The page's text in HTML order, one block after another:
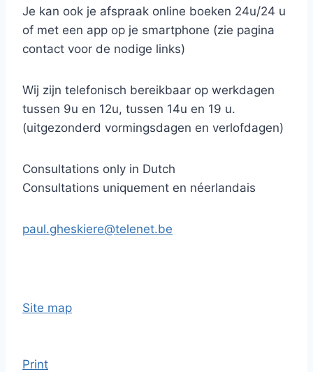
Je kan ook je afspraak online boeken 24u/24 u
of met een app op je smartphone (zie pagina
contact voor de nodige links)
Wij zijn telefonisch bereikbaar op werkdagen
tussen 9u en 12u, tussen 14u en 19 u.
(uitgezonderd vormingsdagen en verlofdagen)
Consultations only in Dutch
Consultations uniquement en néerlandais
paul.gheskiere@telenet.be
Site map
Print